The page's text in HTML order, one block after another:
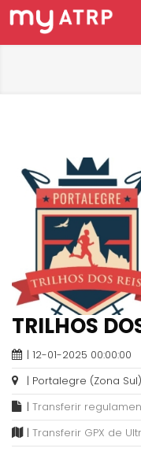
TRILHOS
| 12-01-2025 00:00:00
| Portalegre (Zona
| Transferir
| Transferir GPX de